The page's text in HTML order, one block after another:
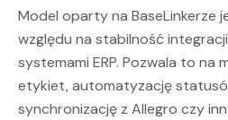
Model oparty na BaseLinkerze
względu na stabilność
systemami ERP. Pozwala to na
etykiet, automatyzację
synchronizację z Allegro czy